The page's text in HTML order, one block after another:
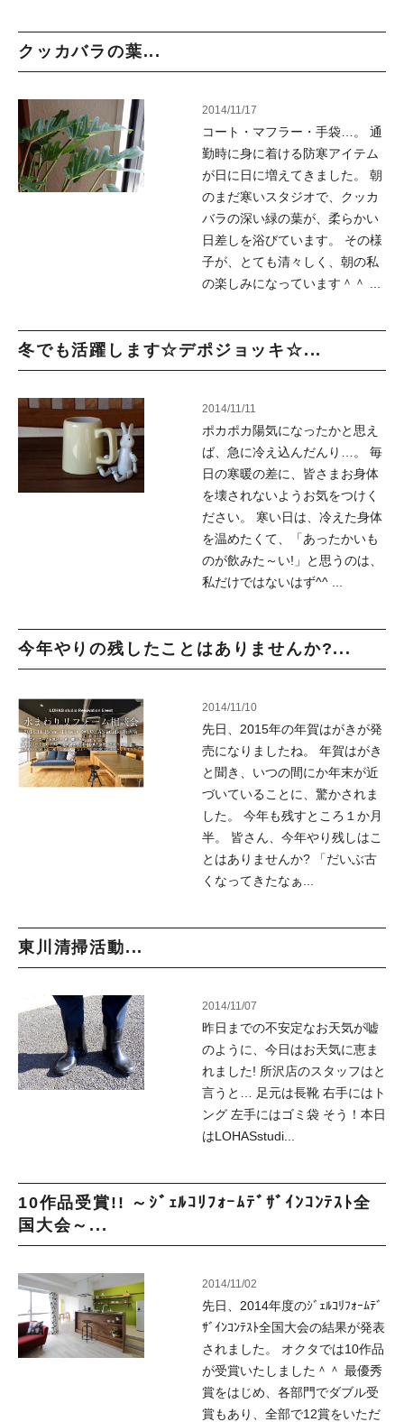
クッカバラの葉...
2014/11/17
コート・マフラー・手袋…。 通
勤時に身に着ける防寒アイテム
が日に日に増えてきました。 朝
のまだ寒いスタジオで、クッカ
バラの深い緑の葉が、柔らかい
日差しを浴びています。 その様
子が、とても清々しく、朝の私
の楽しみになっています＾＾ ...
冬でも活躍します☆デポジョッキ☆...
2014/11/11
ポカポカ陽気になったかと思え
ば、急に冷え込んだんり…。 毎
日の寒暖の差に、皆さまお身体
を壊されないようお気をつけく
ださい。 寒い日は、冷えた身体
を温めたくて、「あったかいも
のが飲みた～い!」と思うのは、
私だけではないはず^^ ...
今年やりの残したことはありませんか?...
2014/11/10
先日、2015年の年賀はがきが発
売になりましたね。 年賀はがき
と聞き、いつの間にか年末が近
づいていることに、驚かされま
した。 今年も残すところ１か月
半。 皆さん、今年やり残しはこ
とはありませんか? 「だいぶ古
くなってきたなぁ...
東川清掃活動...
2014/11/07
昨日までの不安定なお天気が嘘
のように、今日はお天気に恵ま
れました! 所沢店のスタッフはと
言うと… 足元は長靴 右手にはト
ング 左手にはゴミ袋 そう！本日
はLOHASstudi...
10作品受賞!! ～ｼﾞｪﾙｺﾘﾌｫｰﾑﾃﾞｻﾞｲﾝｺﾝﾃｽﾄ全
国大会～...
2014/11/02
先日、2014年度のｼﾞｪﾙｺﾘﾌｫｰﾑﾃﾞ
ｻﾞｲﾝｺﾝﾃｽﾄ全国大会の結果が発表
されました。 オクタでは10作品
が受賞いたしました＾＾ 最優秀
賞をはじめ、各部門でダブル受
賞もあり、全部で12賞をいただ